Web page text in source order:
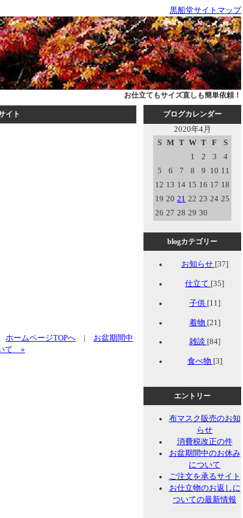
黒船堂サイトマップ
お仕立てもサイズ直しも簡単依頼！
イト
ホームページTOPへ | お盆期間中
て »
ブログカレンダー
2020年4月
S
M T W T F
S
1
2 3
4
5
6 7 8 9 10 11
12 13 14 15 16 17 18
19 20 21 22 23 24 25
26 27 28 29 30
blogカテゴリー
お知らせ [37]
仕立て [35]
子供 [11]
着物 [21]
雑談 [84]
食べ物 [3]
エントリー
布マスク販売のお知
らせ
消費税改正の件
お盆期間中のお休み
について
ご注文を承るサイト
お仕立物のお返しに
ついての最新情報